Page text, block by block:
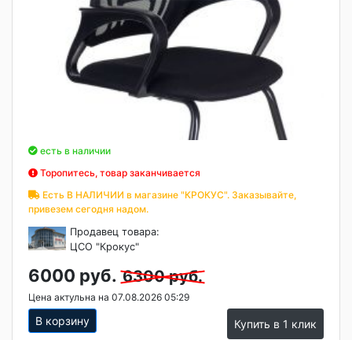
есть в наличии
Торопитесь, товар заканчивается
Есть В НАЛИЧИИ в магазине "КРОКУС". Заказывайте,
привезем сегодня надом.
Продавец товара:
ЦСО "Крокус"
6000 руб. 6300 руб.
Цена актульна на 07.08.2026 05:29
В корзину Купить в 1 клик